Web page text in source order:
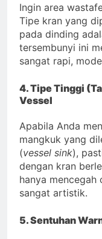
Ingin area
Tipe kran yang
pada dinding
tersembunyi ini
sangat rapi,
4. Tipe Tinggi
Vessel
Apabila Anda
mangkuk yang
(vessel sink),
dengan kran
hanya
sangat artistik.
5. Sentuhan